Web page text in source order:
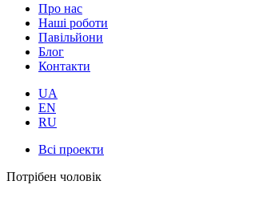
Про нас
Наші роботи
Павільйони
Блог
Контакти
UA
EN
RU
Всі проекти
Потрібен чоловік